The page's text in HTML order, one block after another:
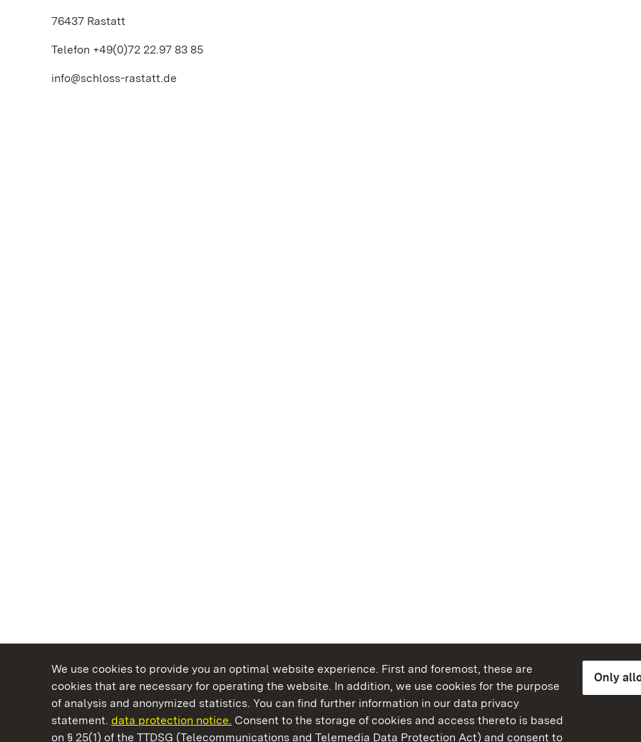
We use cookies to provide you an optimal website experience. First and foremost, these are
cookies that are necessary for operating the website. In addition, we use cookies for the purpose
of analysis and anonymized statistics. You can find further information in our data privacy
statement. data protection notice. Consent to the storage of cookies and access thereto is based
on § 25(1) of the TTDSG (Telecommunications and Telemedia Data Protection Act) and consent to
Only
76437 Rastatt
Telefon +49(0)72 22.97 83 85
info@schloss-rastatt.de